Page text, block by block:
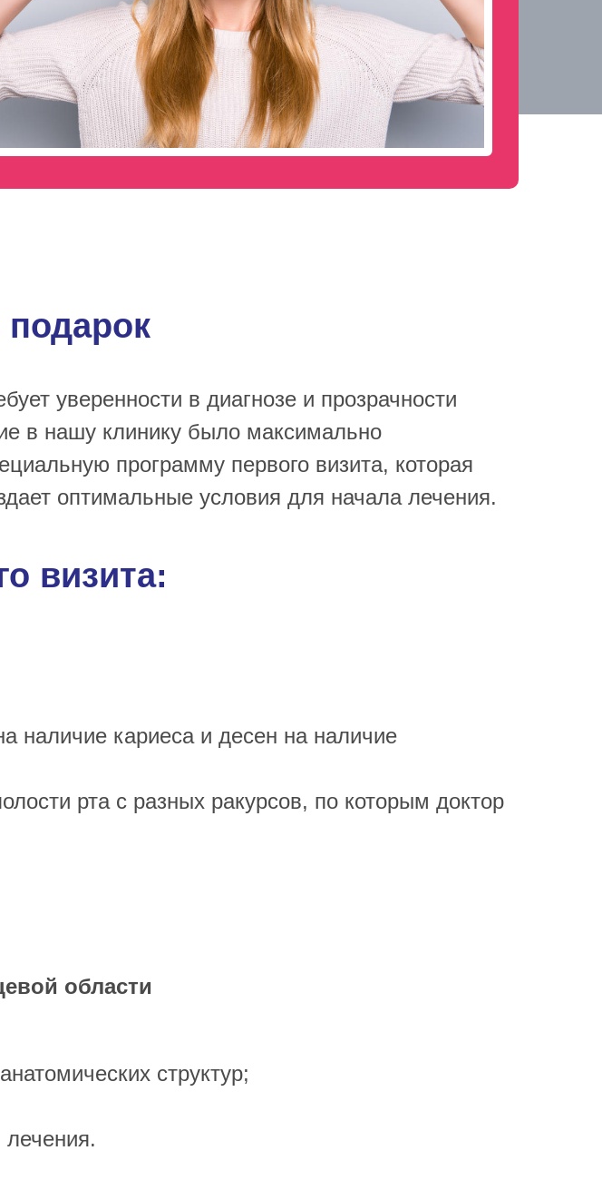
подарок
уверенности в диагнозе и прозрачности
в нашу клинику было максимально
программу первого визита, которая
оптимальные условия для начала лечения.
визита:
наличие кариеса и десен на наличие
рта с разных ракурсов, по которым доктор
области
структур;